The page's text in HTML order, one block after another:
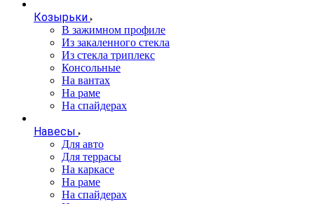
Козырьки
В зажимном профиле
Из закаленного стекла
Из стекла триплекс
Консольные
На вантах
На раме
На спайдерах
Навесы
Для авто
Для террасы
На каркасе
На раме
На спайдерах